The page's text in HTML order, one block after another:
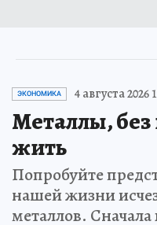
ЭКОНОМИКА 4 августа 2026
Металлы,
жить
Попробуйте
нашей жизни
металлов.